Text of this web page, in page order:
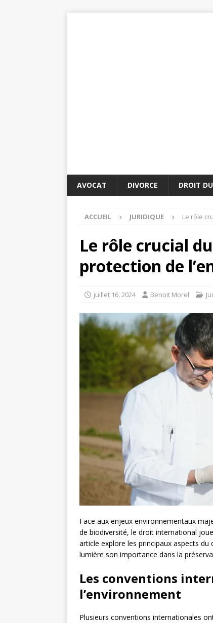
AVOCAT DIVORCE DROIT
ACCUEIL JURIDIQUE Le rôle
Le rôle crucial
protection de
juillet 16, 2024 Benoit Morel
Face aux enjeux environnementaux
de biodiversité, le droit international
article explore les principaux aspects
lumière son importance dans la
Les conventions
l’environnement
Plusieurs conventions internationales